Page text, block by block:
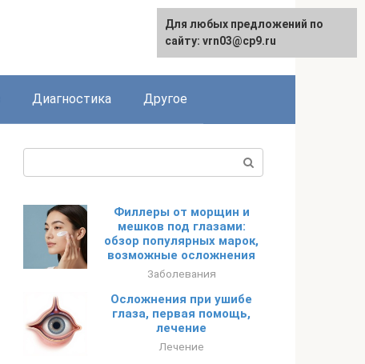
English
Диагностика Другое
Филлеры от морщин и
мешков под глазами:
обзор популярных марок,
возможные осложнения
Заболевания
Осложнения при ушибе
глаза, первая помощь,
лечение
Лечение
Для любых предложений по
сайту: vrn03@cp9.ru